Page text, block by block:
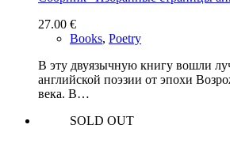
27.00 €
Books, Poetry
В эту двуязычную книгу вошли
английской поэзии от эпохи
века. В…
SOLD OUT